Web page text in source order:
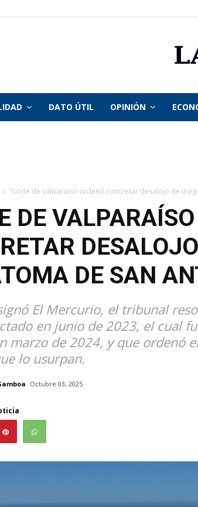
DATO ÚTIL OPINIÓN
"corte de valparaíso ordenó concretar desalojo de
DE
DE SAN
El Mercurio, el tribunal
en junio de 2023, el cual
marzo de 2024, y que ordenó
lo usurpan.
Octubre 03, 2025